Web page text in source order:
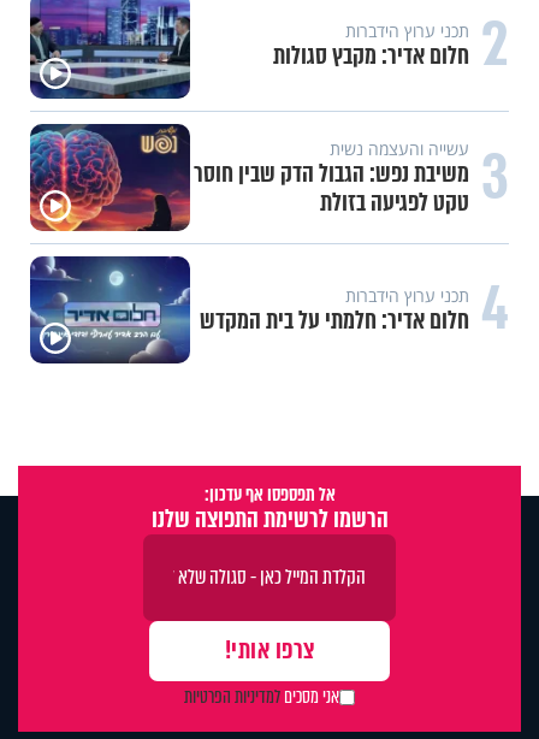
2 תכני ערוץ הידברות
חלום אדיר: מקבץ סגולות
3 עשייה והעצמה נשית
משיבת נפש: הגבול הדק שבין חוסר
טקט לפגיעה בזולת
4 תכני ערוץ הידברות
חלום אדיר: חלמתי על בית המקדש
אל תפספסו אף עדכון:
הרשמו לרשימת התפוצה שלנו
אני מסכיםלמדיניות הפרטיות